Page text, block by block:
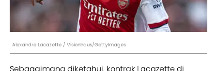
Alexandre Lacazette / Visionhaus/GettyImages